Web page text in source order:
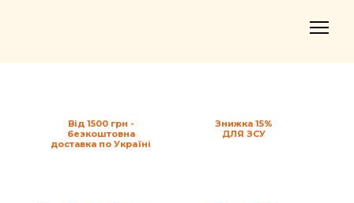
Знижка 15%
ДЛЯ ЗСУ
Від 1500 грн -
безкоштовна
доставка по Україні